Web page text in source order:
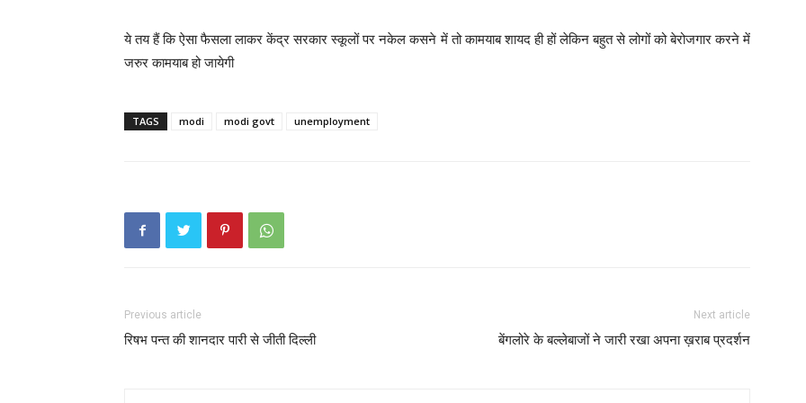
ये तय हैं कि ऐसा फैसला लाकर केंद्र सरकार स्कूलों पर नकेल कसने में तो कामयाब शायद ही हों लेकिन बहुत से लोगों को बेरोजगार करने में
जरुर कामयाब हो जायेगी
TAGS modi modi govt unemployment
Previous article
रिषभ पन्त की शानदार पारी से जीती दिल्ली
Next article
बेंगलोरे के बल्लेबाजों ने जारी रखा अपना ख़राब प्रदर्शन